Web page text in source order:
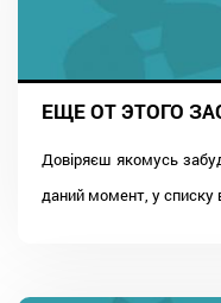
ЕЩЕ ОТ ЭТОГО
Довіряєш якомусь
даний момент, у списку